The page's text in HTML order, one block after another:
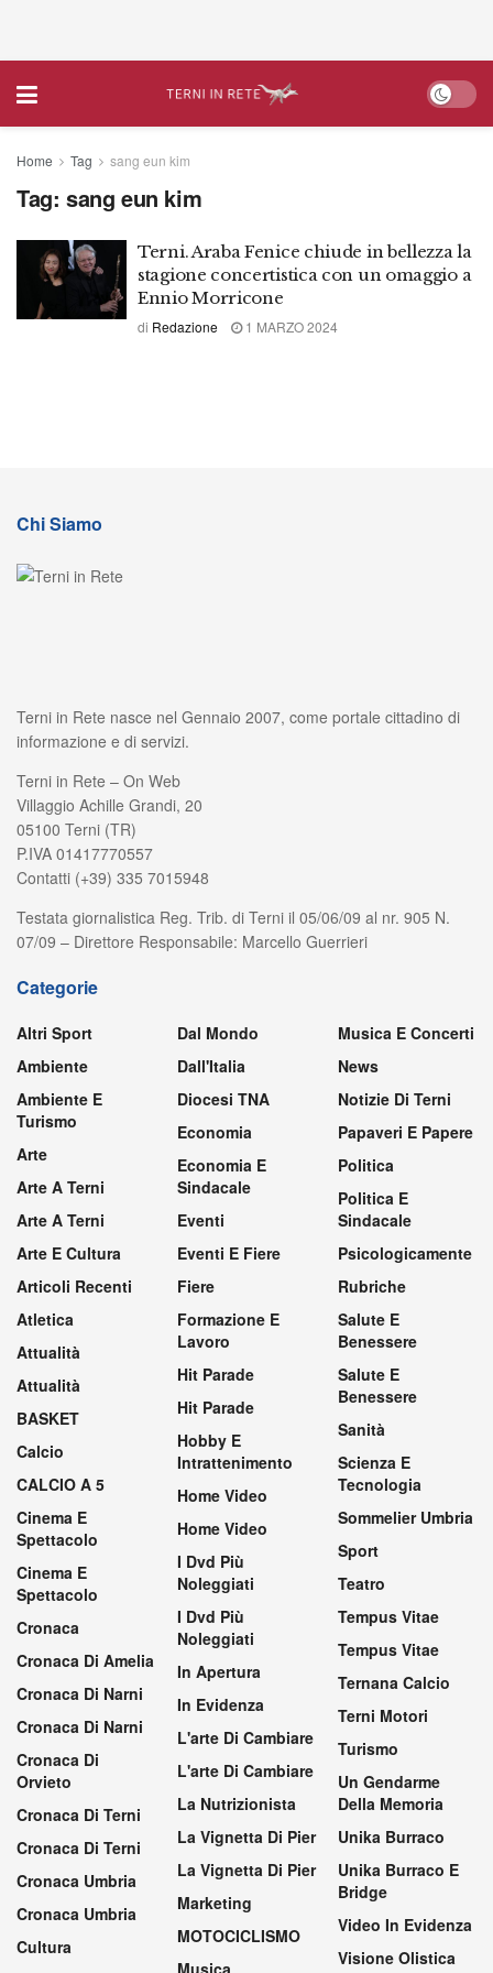
Home Tag sang eun kim
Tag: sang eun kim
Terni. Araba Fenice chiude in bellezza la
stagione concertistica con un omaggio a
Ennio Morricone
di Redazione 1 MARZO 2024
Chi Siamo
Terni in Rete nasce nel Gennaio 2007, come portale cittadino di
informazione e di servizi.
Terni in Rete – On Web
Villaggio Achille Grandi, 20
05100 Terni (TR)
P.IVA 01417770557
Contatti (+39) 335 7015948
Testata giornalistica Reg. Trib. di Terni il 05/06/09 al nr. 905 N.
07/09 – Direttore Responsabile: Marcello Guerrieri
Categorie
Altri Sport
Ambiente
Ambiente E
Turismo
Arte
Arte A Terni
Arte A Terni
Arte E Cultura
Articoli Recenti
Atletica
Attualità
Attualità
BASKET
Calcio
CALCIO A 5
Cinema E
Spettacolo
Cinema E
Spettacolo
Cronaca
Cronaca Di Amelia
Cronaca Di Narni
Cronaca Di Narni
Cronaca Di
Orvieto
Cronaca Di Terni
Cronaca Di Terni
Cronaca Umbria
Cronaca Umbria
Cultura
Dal Mondo
Dall'Italia
Diocesi TNA
Economia
Economia E
Sindacale
Eventi
Eventi E Fiere
Fiere
Formazione E
Lavoro
Hit Parade
Hit Parade
Hobby E
Intrattenimento
Home Video
Home Video
I Dvd Più
Noleggiati
I Dvd Più
Noleggiati
In Apertura
In Evidenza
L'arte Di Cambiare
L'arte Di Cambiare
La Nutrizionista
La Vignetta Di Pier
La Vignetta Di Pier
Marketing
MOTOCICLISMO
Musica
Musica E Concerti
News
Notizie Di Terni
Papaveri E Papere
Politica
Politica E
Sindacale
Psicologicamente
Rubriche
Salute E
Benessere
Salute E
Benessere
Sanità
Scienza E
Tecnologia
Sommelier Umbria
Sport
Teatro
Tempus Vitae
Tempus Vitae
Ternana Calcio
Terni Motori
Turismo
Un Gendarme
Della Memoria
Unika Burraco
Unika Burraco E
Bridge
Video In Evidenza
Visione Olistica